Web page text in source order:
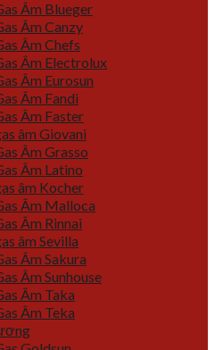
Âm Blueger
Âm Canzy
Âm Chefs
Âm Electrolux
Âm Eurosun
Âm Fandi
Âm Faster
âm Giovani
Âm Grasso
Âm Latino
âm Kocher
Âm Malloca
Âm Rinnai
âm Sevilla
Âm Sakura
Âm Sunhouse
Âm Taka
Âm Teka